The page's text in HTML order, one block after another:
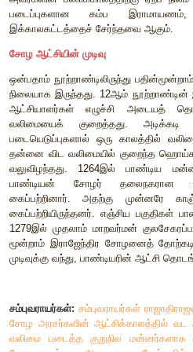
வழிபாட்டுப் பாடல்கள்
குடக்கூத்து, சாக்கைக்
வடிவங்களாகக்
சித்தரிக்கப்பட்டுள்ளன.
நடன நிலைகள் சிற்ப வடிவில்
இதேபோல் சித்தரிக்கப்பட்டுள்ளன.
பெருவுடையார் (பிரகதீசுவரர்)
என்று அழைக்கப்படும் தஞ்சாவூர்
சிலை வடித்தல் ஆகிய
விளங்குகிறது. இராஜராஜனின்
சட்ட அங்கீகாரமாக உள்ளது.
190அடி உயரத்தால் ஆன
கொண்டுள்ளது. கருவறையின்
காணப்படும் காட்சிகள்
இக்கோவில் சுவர்களில்
சமயக் கருத்தியலை இவை